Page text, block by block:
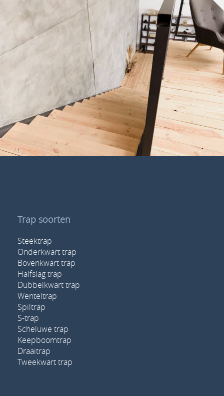
Trap soorten
Steektrap
Onderkwart trap
Bovenkwart trap
Halfslag trap
Dubbelkwart trap
Wenteltrap
Spiltrap
S-trap
Scheluwe trap
Keepboomtrap
Draaitrap
Tweekwart trap